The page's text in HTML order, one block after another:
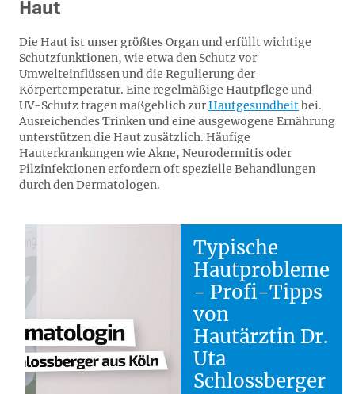
Haut
Die Haut ist unser größtes Organ und erfüllt wichtige
Schutzfunktionen, wie etwa den Schutz vor
Umwelteinflüssen und die Regulierung der
Körpertemperatur. Eine regelmäßige Hautpflege und
UV-Schutz tragen maßgeblich zurHautgesundheitbei.
Ausreichendes Trinken und eine ausgewogene Ernährung
unterstützen die Haut zusätzlich. Häufige
Hauterkrankungen wie Akne, Neurodermitis oder
Pilzinfektionen erfordern oft spezielle Behandlungen
durch den Dermatologen.
Typische
Hautprobleme
- Profi-Tipps
von
Hautärztin Dr.
Uta
Schlossberger